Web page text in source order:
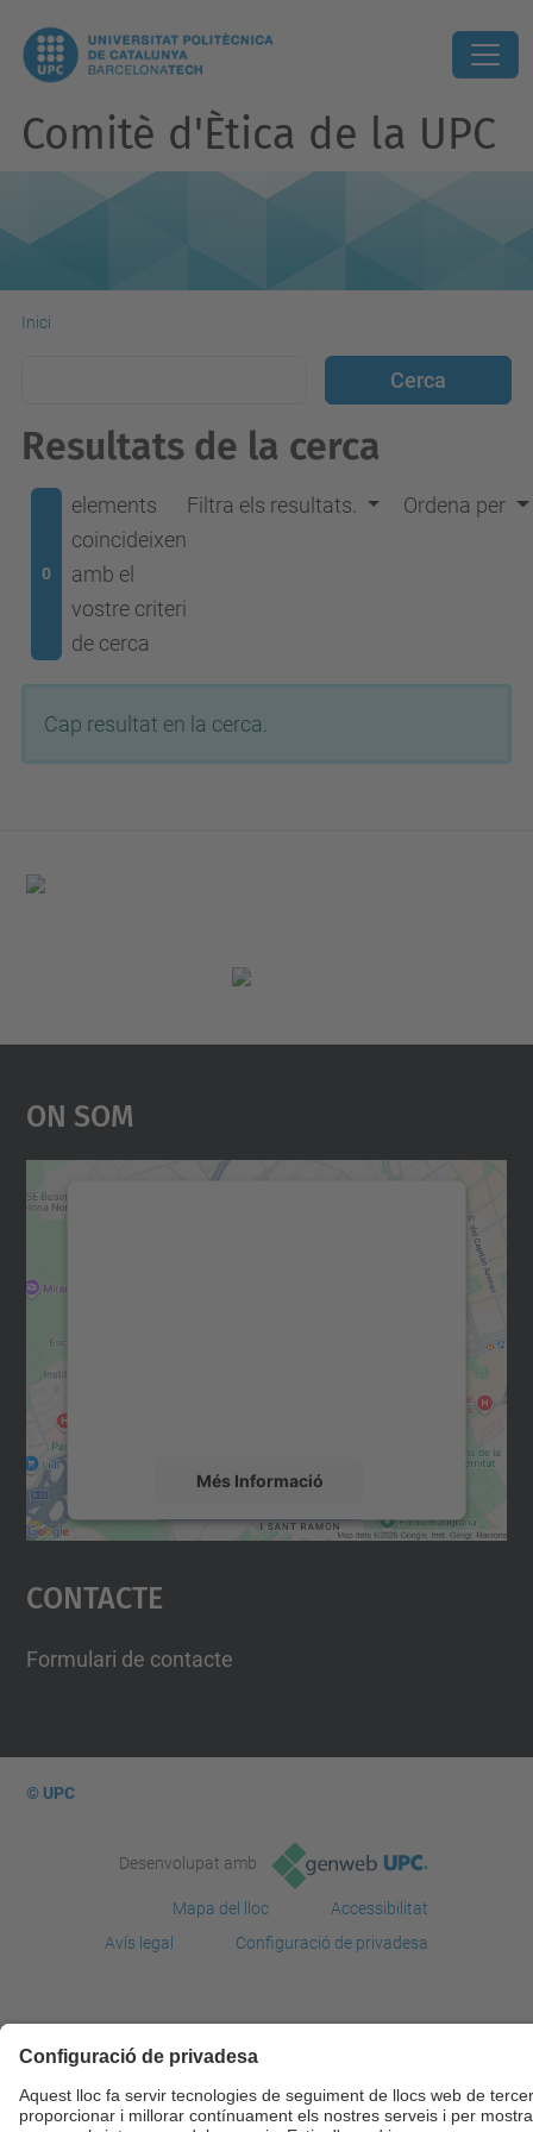
Comitè d'Ètica de la UPC
Inici
Resultats de la cerca
0
elements
coincideixen
amb el
vostre criteri
de cerca
Filtra els resultats. Ordena per
Cap resultat en la cerca.
On Som
Més Informació
Accepta
powered by
Contacte
Formulari de contacte
© UPC
Desenvolupat amb
Mapa del lloc
Accessibilitat
Avís legal
Configuració de privadesa